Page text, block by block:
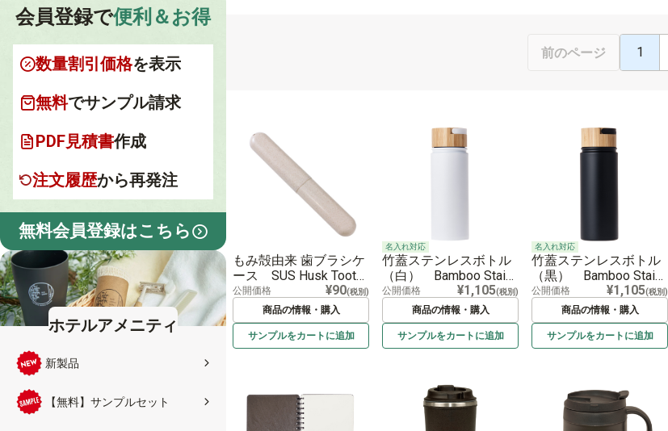
会員登録で便利＆お得
数量割引価格を表示
無料でサンプル請求
PDF見積書作成
注文履歴から再発注
無料会員登録はこちら
ホテルアメニティ
新製品
【無料】サンプルセット
前のページ 1
もみ殻由来 歯ブラシケ
ース SUS Husk Tooth
Brush Case
公開価格 ¥90(税別)
商品の情報・購入
サンプルをカートに追加
名入れ対応
竹蓋ステンレスボトル
（白） Bamboo Stainl
ess Bottle -White-
公開価格 ¥1,105(税別)
商品の情報・購入
サンプルをカートに追加
名入れ対応
竹蓋ステンレスボトル
（黒） Bamboo Stainl
ess Bottle -Black-
公開価格 ¥1,105(税別)
商品の情報・購入
サンプルをカートに追加